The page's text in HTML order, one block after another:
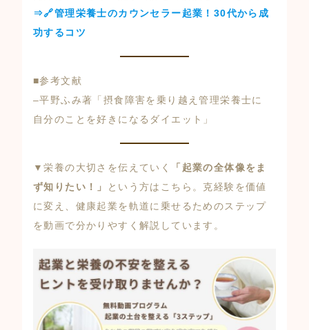
⇒🔗管理栄養士のカウンセラー起業！30代から成
功するコツ
■参考文献
–平野ふみ著「摂食障害を乗り越え管理栄養士に
自分のことを好きになるダイエット」
▼栄養の大切さを伝えていく
「起業の全体像をま
ず知りたい！」
という方はこちら。克経験を価値
に変え、健康起業を軌道に乗せるためのステップ
を動画で分かりやすく解説しています。